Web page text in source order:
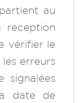
au
reception
vérifier le
erreurs
signalées
date de